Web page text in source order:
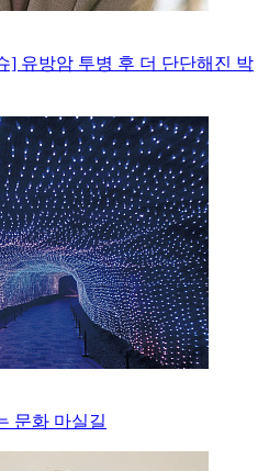
] 유방암 투병 후 더 단단해진 박
문화 마실길